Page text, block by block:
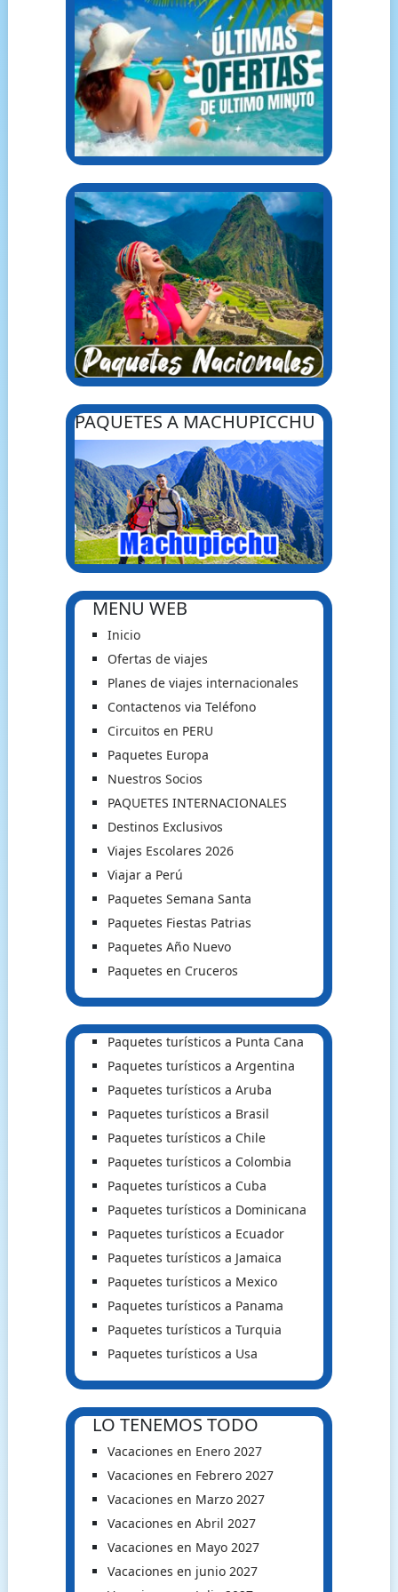
PAQUETES A MACHUPICCHU
MENU WEB
Inicio
Ofertas de viajes
Planes de viajes internacionales
Contactenos via Teléfono
Circuitos en PERU
Paquetes Europa
Nuestros Socios
PAQUETES INTERNACIONALES
Destinos Exclusivos
Viajes Escolares 2026
Viajar a Perú
Paquetes Semana Santa
Paquetes Fiestas Patrias
Paquetes Año Nuevo
Paquetes en Cruceros
Paquetes turísticos a Punta Cana
Paquetes turísticos a Argentina
Paquetes turísticos a Aruba
Paquetes turísticos a Brasil
Paquetes turísticos a Chile
Paquetes turísticos a Colombia
Paquetes turísticos a Cuba
Paquetes turísticos a Dominicana
Paquetes turísticos a Ecuador
Paquetes turísticos a Jamaica
Paquetes turísticos a Mexico
Paquetes turísticos a Panama
Paquetes turísticos a Turquia
Paquetes turísticos a Usa
LO TENEMOS TODO
Vacaciones en Enero 2027
Vacaciones en Febrero 2027
Vacaciones en Marzo 2027
Vacaciones en Abril 2027
Vacaciones en Mayo 2027
Vacaciones en junio 2027